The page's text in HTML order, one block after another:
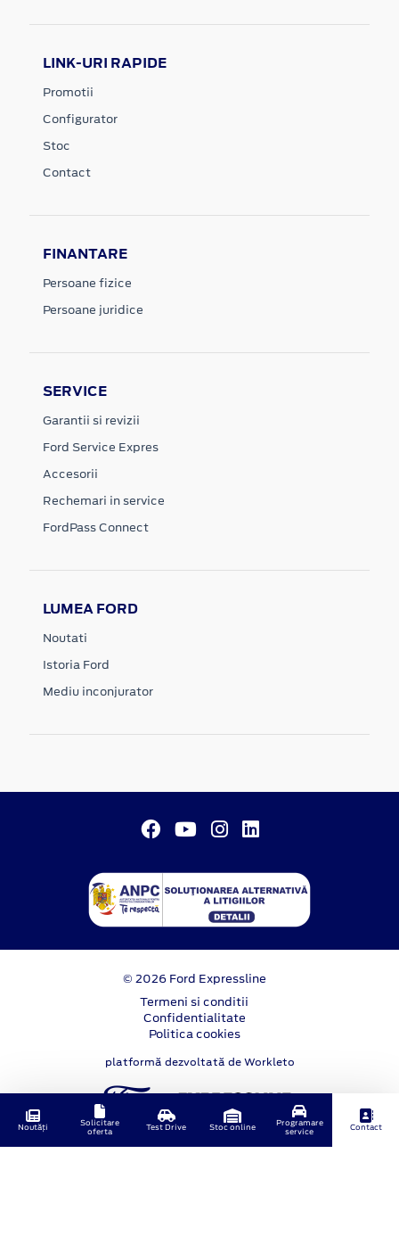
LINK-URI RAPIDE
Promotii
Configurator
Stoc
Contact
FINANTARE
Persoane fizice
Persoane juridice
SERVICE
Garantii si revizii
Ford Service Expres
Accesorii
Rechemari in service
FordPass Connect
LUMEA FORD
Noutati
Istoria Ford
Mediu inconjurator
© 2026 Ford Expressline
Termeni si conditii
Confidentialitate
Politica cookies
platformă dezvoltată de Workleto
Noutăți
Solicitare
oferta
Test Drive Stoc online
Programare
service
Contact